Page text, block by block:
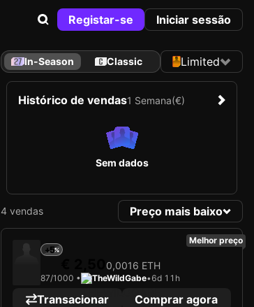
Registar-se Iniciar sessão
In-Season Classic Limited
Histórico de vendas1 Semana(€)
Sem dados
4 vendas Preço mais baixo
Melhor preço
+5
0,0016 ETH
87/1000 • TheWildGabe•6d 11h
Transacionar Comprar agora